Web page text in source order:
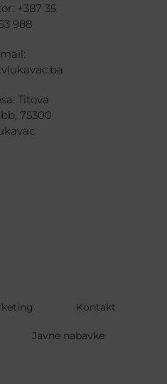
+387 35
988
mail:
Titova
75300
Kontakt
Javne nabavke